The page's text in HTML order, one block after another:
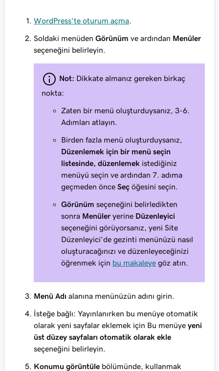
WordPress’te oturum açma.
Soldaki menüden Görünüm ve ardından Menüler
seçeneğini belirleyin.
Not: Dikkate almanız gereken birkaç
nokta:
Zaten bir menü oluşturduysanız, 3-6.
Adımları atlayın.
Birden fazla menü oluşturduysanız,
Düzenlemek için bir menü seçin
listesinde, düzenlemek istediğiniz
menüyü seçin ve ardından 7. adıma
geçmeden önce Seç öğesini seçin.
Görünüm seçeneğini belirledikten
sonra Menüler yerine Düzenleyici
seçeneğini görüyorsanız, yeni Site
Düzenleyici'de gezinti menünüzü nasıl
oluşturacağınızı ve düzenleyeceğinizi
öğrenmek için bu makaleye göz atın.
Menü Adı alanına menünüzün adını girin.
İsteğe bağlı: Yayınlanırken bu menüye otomatik
olarak yeni sayfalar eklemek için Bu menüye yeni
üst düzey sayfaları otomatik olarak ekle
seçeneğini belirleyin.
Konumu görüntüle bölümünde, kullanmak